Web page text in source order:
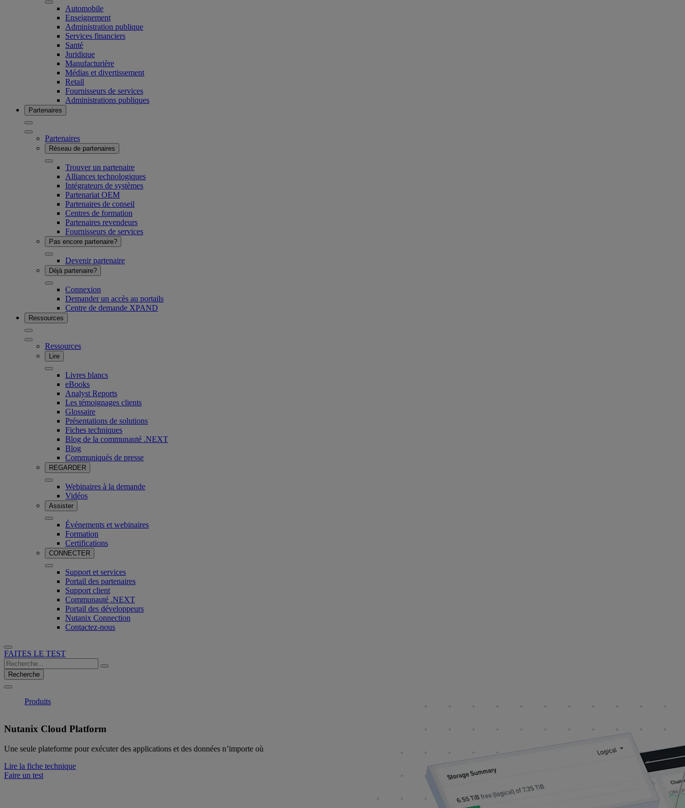
Automobile
Enseignement
Administration publique
Services financiers
Santé
Juridique
Manufacturière
Médias et divertissement
Retail
Fournisseurs de services
Administrations publiques
Partenaires
Partenaires
Réseau de partenaires
Trouver un partenaire
Alliances technologiques
Intégrateurs de systèmes
Partenariat OEM
Partenaires de conseil
Centres de formation
Partenaires revendeurs
Fournisseurs de services
Pas encore partenaire?
Devenir partenaire
Déjà partenaire?
Connexion
Demander un accès au portails
Centre de demande XPAND
Ressources
Ressources
Lire
Livres blancs
eBooks
Analyst Reports
Les témoignages clients
Glossaire
Présentations de solutions
Fiches techniques
Blog de la communauté .NEXT
Blog
Communiqués de presse
REGARDER
Webinaires à la demande
Vidéos
Assister
Événements et webinaires
Formation
Certifications
CONNECTER
Support et services
Portail des partenaires
Support client
Communauté .NEXT
Portail des développeurs
Nutanix Connection
Contactez-nous
FAITES LE TEST
Recherche
Produits
Nutanix Cloud Platform
Une seule plateforme pour exécuter des applications et des données n’importe où
Lire la fiche technique
Faire un test